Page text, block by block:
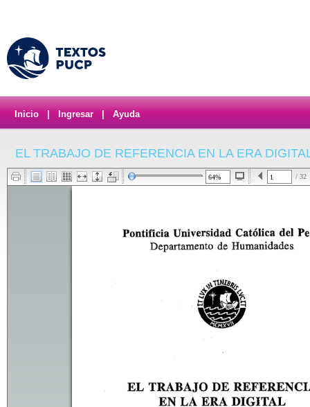
Inicio Ingresar Ayuda
EL TRABAJO DE REFERENCIA EN LA ERA
/ 32